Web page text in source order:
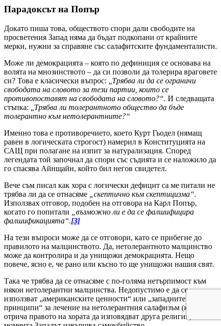
Парадоксът на Попър
Докато пиша това, обществото спори дали свободите на
просветения Запад няма да бъдат подкопани от крайните
мерки, нужни за справяне със салафитските фундаменталисти.
Може ли демокрацията – която по дефиниция се основава на
волята на мнозинството – да си позволи да толерира враговете
си? Това е класически въпрос:
„Трябва ли да се ограничи
свободата на словото за тези партии, които се
противопоставят на свободата на словото?“. И следващата
стъпка:
„Трябва ли толерантното общество да бъде
толерантно към нетолерантните?“
Именно това е противоречието, което Курт Гьодел (нямащ
равен в логическата строгост) намерил в Конституцията на
САЩ при полагане на изпит за натурализация. Според
легендата той започнал да спори със съдията и се наложило да
го спасява Айнщайн, който бил негов свидетел.
Вече съм писал как хора с логически дефицит са ме питали не
трябва ли да се отнасяме „скептично към скептицизма“.
Използвах отговор, подобен на отговора на Карл Попър,
когато го попитали
„възможно ли е да се фалшифицира
фалшификацията“.[3]
На тези въпроси може да се отговори, като се прибегне до
правилото на малцинството. Да, нетолерантното малцинство
може да контролира и да унищожи демокрацията. Нещо
повече, ясно е, че рано или късно то ще унищожи нашия свят.
Така че трябва да се отнасяме с по-голяма нетърпимост към
някои нетолерантни малцинства. Недопустимо е да се
използват „американските ценности“ или „западните
принципи“ за лечение на нетолерантния салафизъм (който
отрича правото на хората да изповядват друга религия). В